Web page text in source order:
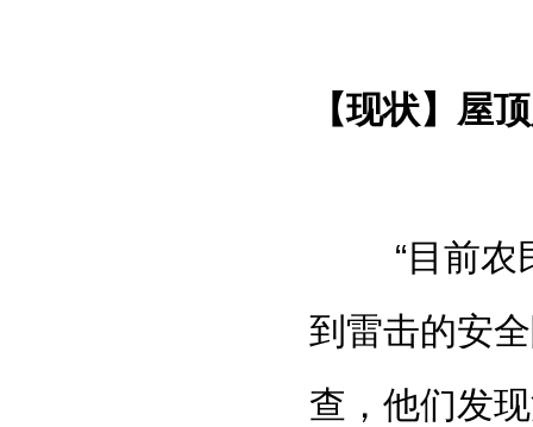
【现状】屋
“目前
到雷击的安
查，他们发